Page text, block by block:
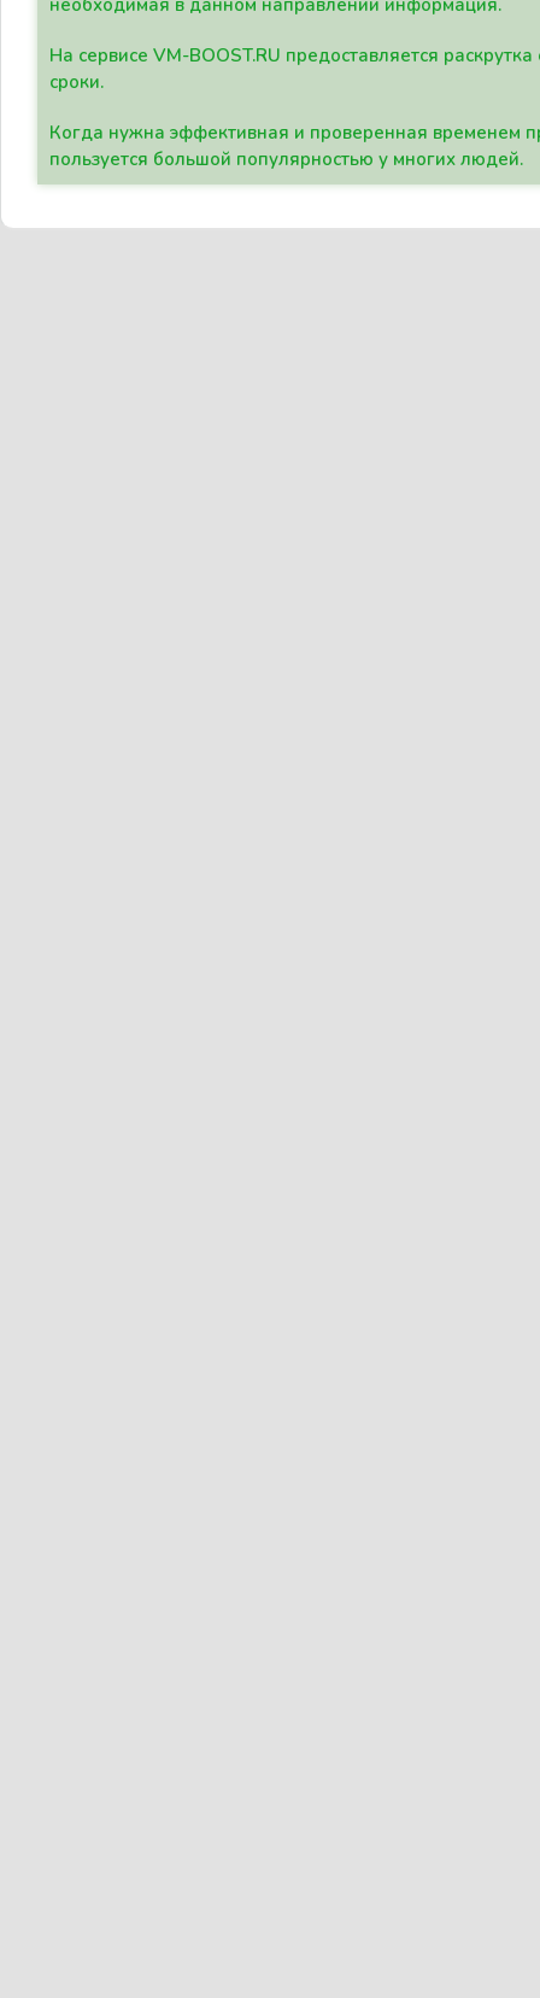
необходимая в данном направлении информация.
На сервисе VM-BOOST.RU предоставляется
сроки.
Когда нужна эффективная и проверенная временем
пользуется большой популярностью у многих людей.